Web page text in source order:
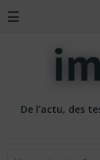
☰
De l'actu, des